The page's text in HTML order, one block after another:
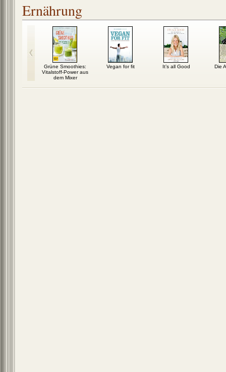
Ernährung
Grüne Smoothies:
Vitalstoff-Power aus
dem Mixer
Vegan for fit It’s all Good Die